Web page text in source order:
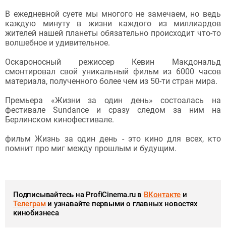
В ежедневной суете мы многого не замечаем, но ведь
каждую минуту в жизни каждого из миллиардов
жителей нашей планеты обязательно происходит что-то
волшебное и удивительное.
Оскароносный режиссер Кевин Макдональд
смонтировал свой уникальный фильм из 6000 часов
материала, полученного более чем из 50-ти стран мира.
Премьера «Жизни за один день» состоалась на
фестивале Sundance и сразу следом за ним на
Берлинском кинофестивале.
фильм Жизнь за один день - это кино для всех, кто
помнит про миг между прошлым и будущим.
Подписывайтесь на ProfiCinema.ru в ВКонтакте и
Телеграми узнавайте первыми о главных новостях
кинобизнеса